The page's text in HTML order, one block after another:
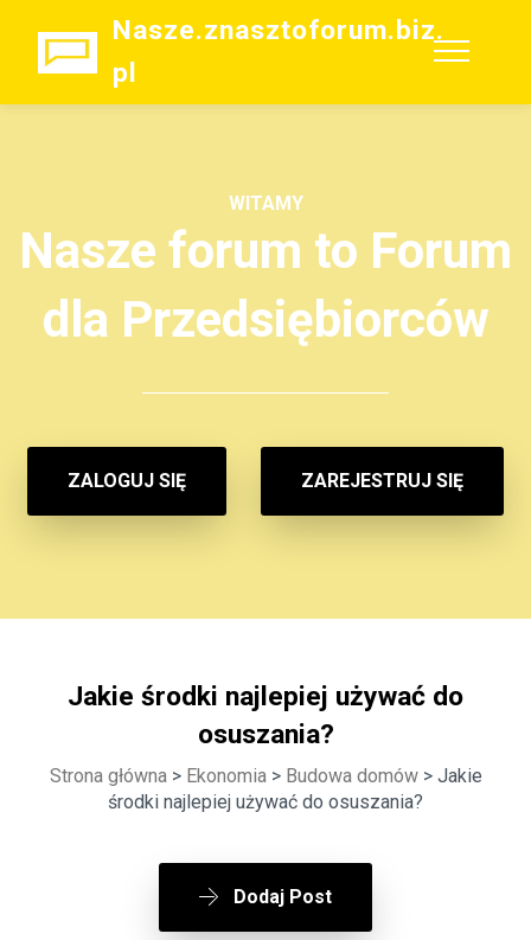
Nasze.znasztoforum.biz.
pl
WITAMY
Nasze forum to Forum
dla Przedsiębiorców
ZALOGUJ SIĘ ZAREJESTRUJ SIĘ
Jakie środki najlepiej używać do
osuszania?
Strona główna> Ekonomia> Budowa domów> Jakie
środki najlepiej używać do osuszania?
Dodaj Post